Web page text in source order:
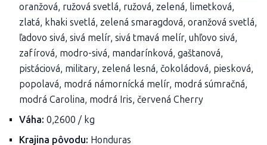
oranžová, ružová svetlá, ružová, zelená, limetková,
zlatá, khaki svetlá, zelená smaragdová, oranžová svetlá,
ľadovo sivá, sivá melír, sivá tmavá melír, uhľovo sivá,
zafírová, modro-sivá, mandarínková, gaštanová,
pistáciová, military, zelená lesná, čokoládová, piesková,
popolavá, modrá námornícká melír, modrá súmračná,
modrá Carolina, modrá Iris, červená Cherry
Váha: 0,2600 / kg
Krajina pôvodu: Honduras